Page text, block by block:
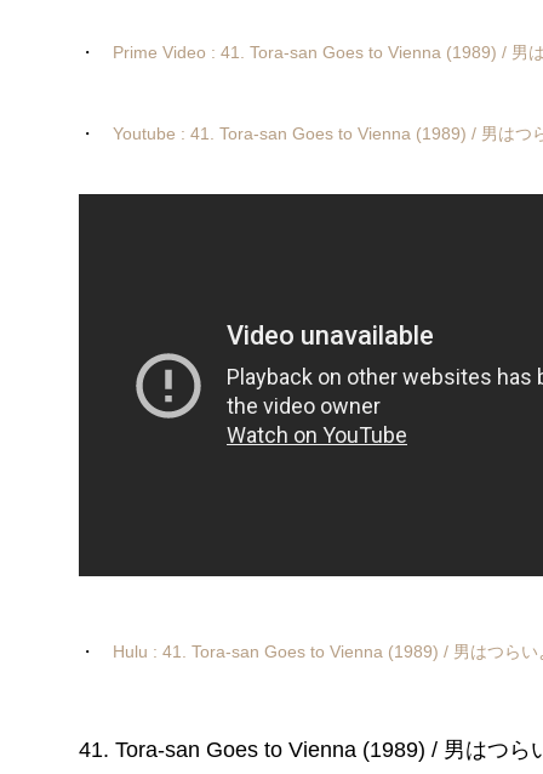
・ Prime Video : 41. Tora-san Goes to Vienna (1989) / 男
・ Youtube : 41. Tora-san Goes to Vienna (1989) / 男はつ
・ Hulu : 41. Tora-san Goes to Vienna (1989) / 男はつら
41. Tora-san Goes to Vienna (1989) / 男はつ